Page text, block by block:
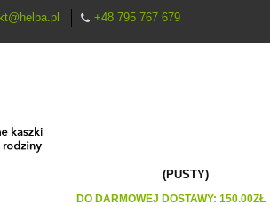
+48 795 767 679
(PUSTY)
DO DARMOWEJ DOSTAWY: 150.00ZŁ